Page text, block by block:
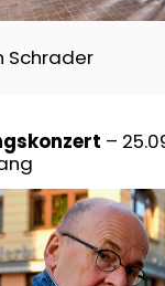
Schrader
–